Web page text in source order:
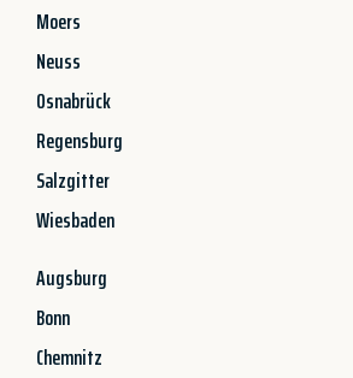
Moers
Neuss
Osnabrück
Regensburg
Salzgitter
Wiesbaden
Augsburg
Bonn
Chemnitz